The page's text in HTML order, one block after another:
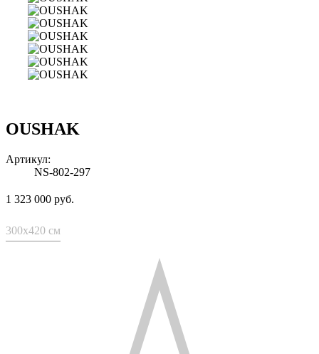
OUSHAK
Артикул:
NS-802-297
1 323 000 руб.
300x420 см